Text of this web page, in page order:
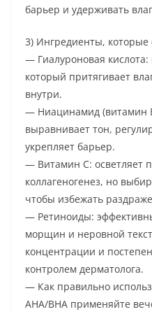
барьер и удерживать
3) Ингредиенты, которые
— Гиалуроновая
который притягивает
внутри.
— Ниацинамид (витамин
выравнивает тон,
укрепляет барьер.
— Витамин С: осветляет
коллагеногенез, но
чтобы избежать
— Ретиноиды:
морщин и неровной
концентрации и
контролем дерматолога.
— Как правильно
AHA/BHA применяйте